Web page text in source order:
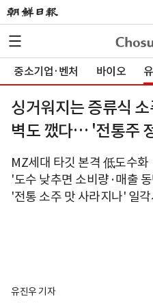
중소기업·벤처 바이오
싱거워지는 증류식
벽도 깼다… '전통주
MZ세대 타깃 본격 低도수화
'도수 낮추면 소비량·매출
'전통 소주 맛 사라지나' 일각
유진우 기자